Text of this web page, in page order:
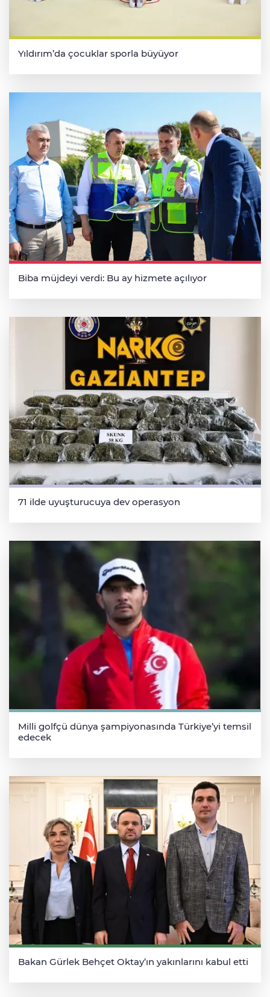
Yıldırım’da çocuklar sporla büyüyor
Biba müjdeyi verdi: Bu ay hizmete açılıyor
71 ilde uyuşturucuya dev operasyon
Milli golfçü dünya şampiyonasında Türkiye’yi temsil
edecek
Bakan Gürlek Behçet Oktay’ın yakınlarını kabul etti